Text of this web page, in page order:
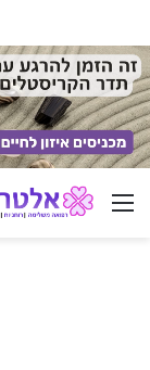
ניווט באתר